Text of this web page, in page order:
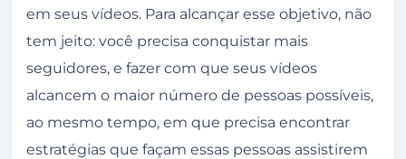
em seus vídeos. Para alcançar esse objetivo, não
tem jeito: você precisa conquistar mais
seguidores, e fazer com que seus vídeos
alcancem o maior número de pessoas possíveis,
ao mesmo tempo, em que precisa encontrar
estratégias que façam essas pessoas assistirem